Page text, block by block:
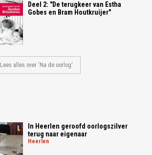
Deel 2: "De terugkeer van Estha
Gobes en Bram Houtkruijer"
Lees alles over 'Na de oorlog'
In Heerlen geroofd oorlogszilver
terug naar eigenaar
heerlen